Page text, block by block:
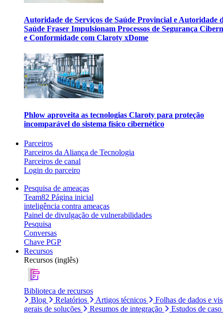
Autoridade de Serviços de Saúde Provincial e Autoridade
Saúde Fraser Impulsionam Processos de Segurança
e Conformidade com Claroty xDome
Phlow aproveita as tecnologias Claroty para proteção
incomparável do sistema físico cibernético
Parceiros
Parceiros da Aliança de Tecnologia
Parceiros de canal
Login do parceiro
Pesquisa de ameaças
Team82 Página inicial
inteligência contra ameaças
Painel de divulgação de vulnerabilidades
Pesquisa
Conversas
Chave PGP
Recursos
Recursos (inglês)
Biblioteca de recursos
Blog
Relatórios Artigos técnicos
Folhas de dados e
gerais de soluções
Resumos de integração
Estudos de caso